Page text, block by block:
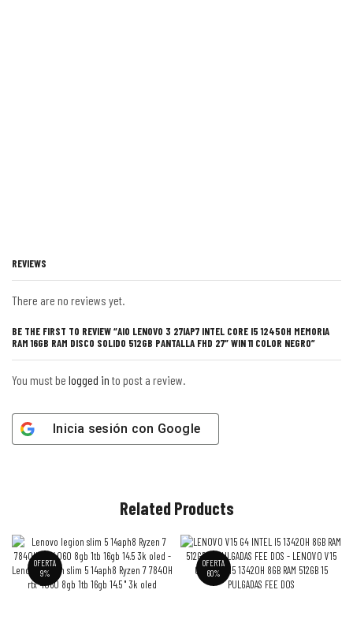
REVIEWS
There are no reviews yet.
BE THE FIRST TO REVIEW “AIO LENOVO 3 27IAP7 INTEL CORE I5 12450H MEMORIA
RAM 16GB RAM DISCO SOLIDO 512GB PANTALLA FHD 27″ WIN 11 COLOR NEGRO”
You must be logged in to post a review.
Inicia sesión con Google
Related Products
OFERTA
9%
OFERTA
60%